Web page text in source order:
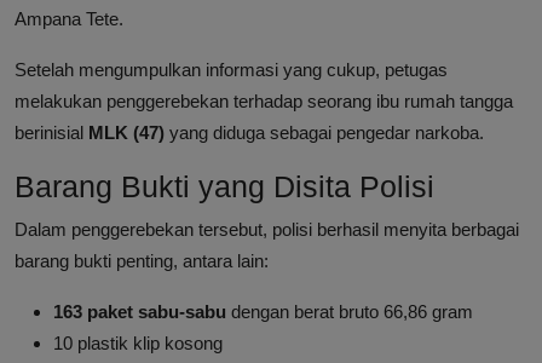
Ampana Tete.
Setelah mengumpulkan informasi yang cukup, petugas
melakukan penggerebekan terhadap seorang ibu rumah tangga
berinisial MLK (47) yang diduga sebagai pengedar narkoba.
Barang Bukti yang Disita Polisi
Dalam penggerebekan tersebut, polisi berhasil menyita berbagai
barang bukti penting, antara lain:
163 paket sabu-sabu dengan berat bruto 66,86 gram
10 plastik klip kosong